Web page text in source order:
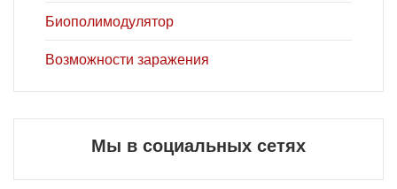
Биополимодулятор
Возможности заражения
Мы в социальных сетях